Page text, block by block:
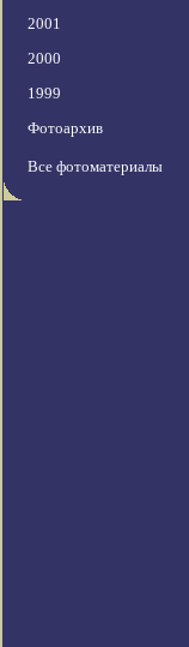
2001
2000
1999
Фотоархив
Все фотоматериалы